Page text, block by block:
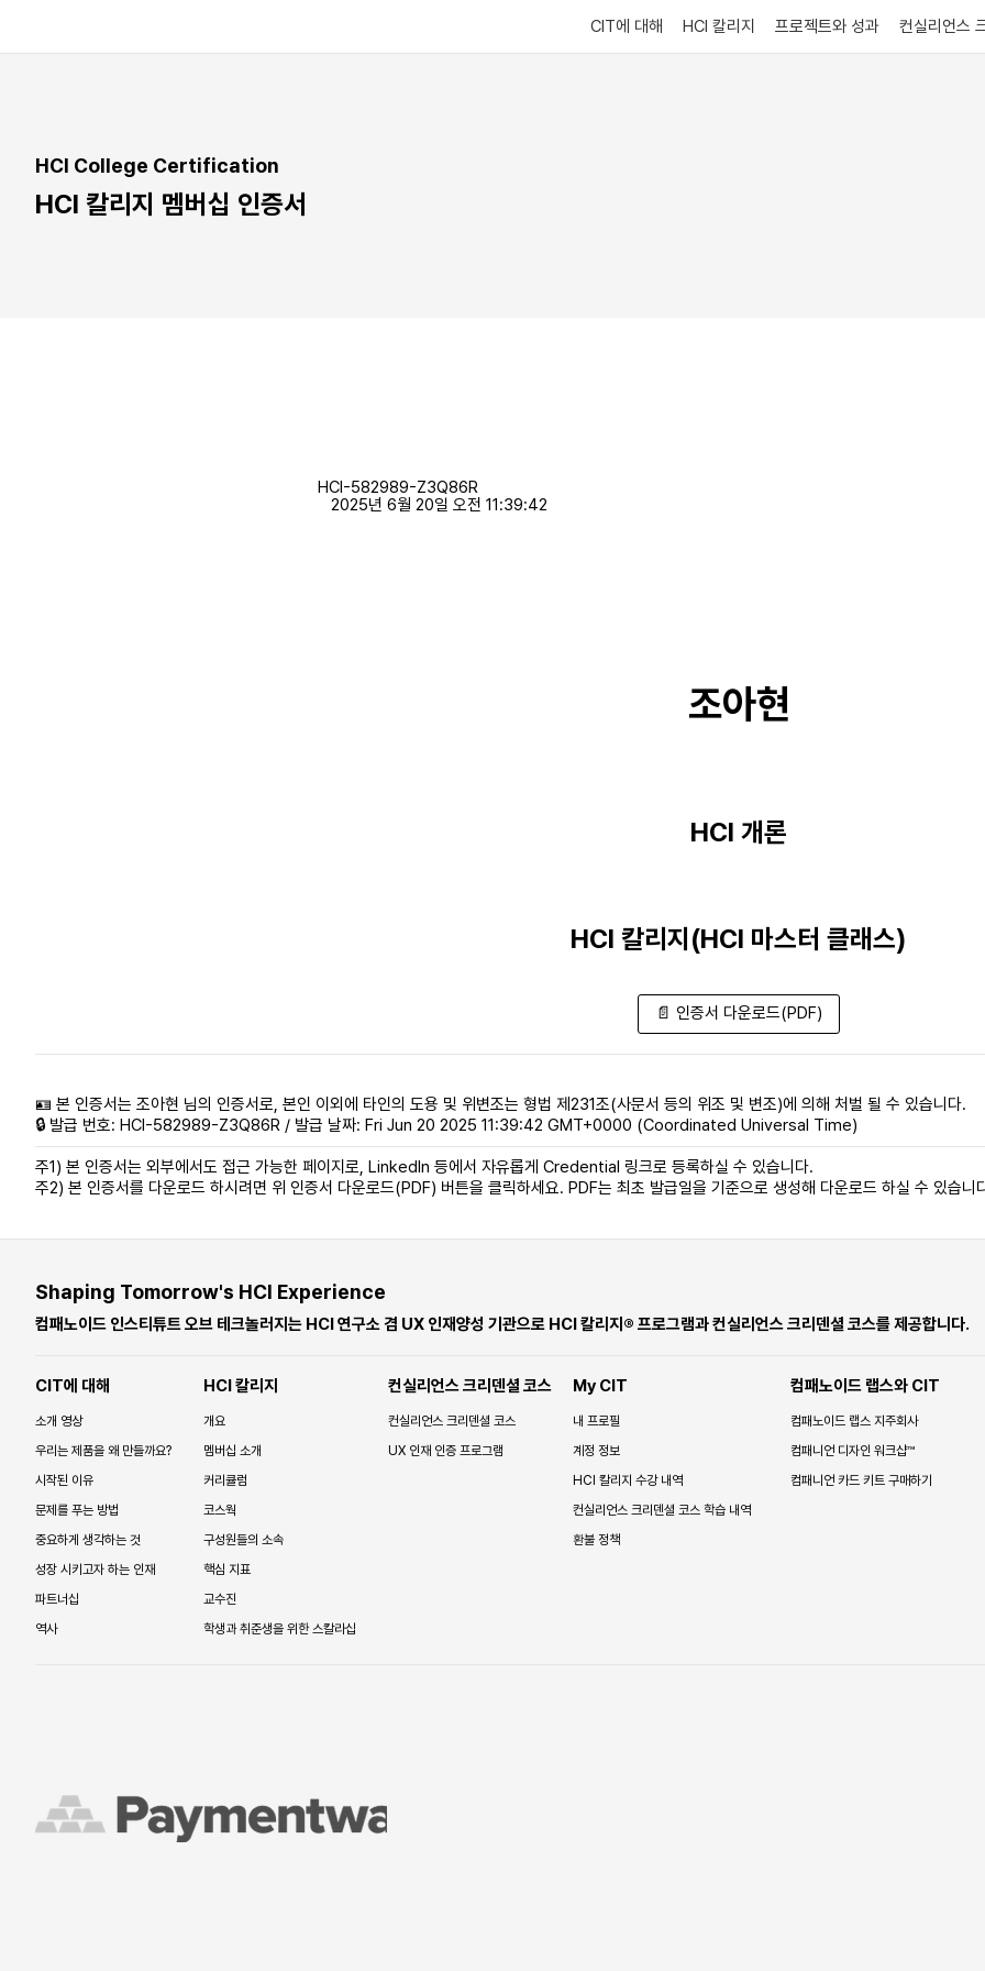
CIT에 대해 HCI 칼리지 프로젝트와 성과 컨실리언스
HCI College Certification
HCI 칼리지 멤버십 인증서
조아현
HCI 개론
HCI 칼리지(HCI 마스터 클래스)
HCI-582989-Z3Q86R
2025년 6월 20일 오전 11:39:42
📄 인증서 다운로드(PDF)
🪪 본 인증서는 조아현 님의 인증서로, 본인 이외에 타인의 도용 및 위변조는 형법 제231조(사문서 등의 위조 및 변조)에 의해 처벌 될 수 있습니다.
🔒 발급 번호: HCI-582989-Z3Q86R / 발급 날짜: Fri Jun 20 2025 11:39:42 GMT+0000 (Coordinated Universal Time)
주1) 본 인증서는 외부에서도 접근 가능한 페이지로, LinkedIn 등에서 자유롭게 Credential 링크로 등록하실 수 있습니다.
주2) 본 인증서를 다운로드 하시려면 위 인증서 다운로드(PDF) 버튼을 클릭하세요. PDF는 최초 발급일을 기준으로 생성해 다운로드 하실 수 있습니
Shaping Tomorrow's HCI Experience
컴패노이드 인스티튜트 오브 테크놀러지는 HCI 연구소 겸 UX 인재양성 기관으로 HCI 칼리지® 프로그램과 컨실리언스 크리덴셜 코스를 제공합니다.
CIT에 대해
소개 영상
우리는 제품을 왜 만들까요?
시작된 이유
문제를 푸는 방법
중요하게 생각하는 것
성장 시키고자 하는 인재
파트너십
역사
HCI 칼리지
개요
멤버십 소개
커리큘럼
코스웍
구성원들의 소속
핵심 지표
교수진
학생과 취준생을 위한 스칼라십
컨실리언스 크리덴셜 코스
컨실리언스 크리덴셜 코스
UX 인재 인증 프로그램
My CIT
내 프로필
계정 정보
HCI 칼리지 수강 내역
컨실리언스 크리덴셜 코스 학습 내역
환불 정책
컴패노이드 랩스와 CIT
컴패노이드 랩스 지주회사
컴패니언 디자인 워크샵™
컴패니언 카드 키트 구매하기